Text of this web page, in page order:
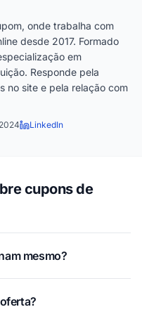
onde trabalha com
desde 2017. Formado
em
Responde pela
no site e pela relação com
LinkedIn
cupons de
mesmo?